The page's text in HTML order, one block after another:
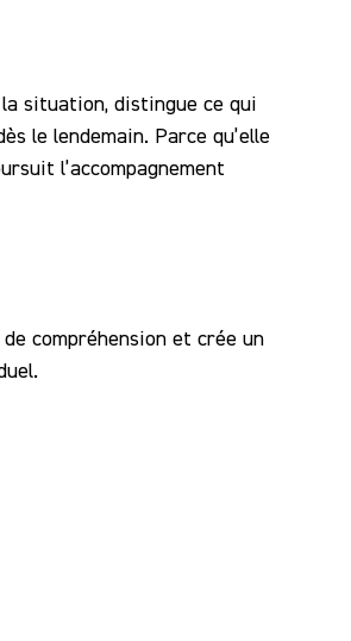
situation, distingue ce qui
le lendemain. Parce qu’elle
l’accompagnement
compréhension et crée un